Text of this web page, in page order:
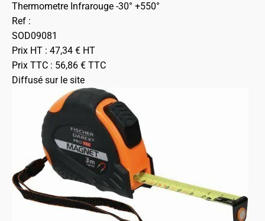
Thermometre Infrarouge -30° +550°
Ref :
SOD09081
Prix HT : 47,34 € HT
Prix TTC : 56,86 € TTC
Diffusé sur le site